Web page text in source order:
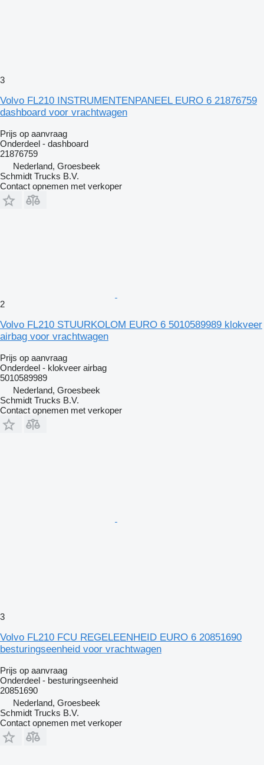
3
Volvo FL210 INSTRUMENTENPANEEL EURO 6 21876759
dashboard voor vrachtwagen
Prijs op aanvraag
Onderdeel - dashboard
21876759
Nederland, Groesbeek
Schmidt Trucks B.V.
Contact opnemen met verkoper
2
Volvo FL210 STUURKOLOM EURO 6 5010589989 klokveer
airbag voor vrachtwagen
Prijs op aanvraag
Onderdeel - klokveer airbag
5010589989
Nederland, Groesbeek
Schmidt Trucks B.V.
Contact opnemen met verkoper
3
Volvo FL210 FCU REGELEENHEID EURO 6 20851690
besturingseenheid voor vrachtwagen
Prijs op aanvraag
Onderdeel - besturingseenheid
20851690
Nederland, Groesbeek
Schmidt Trucks B.V.
Contact opnemen met verkoper